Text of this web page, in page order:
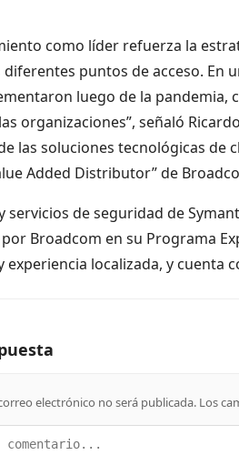
como líder refuerza la
diferentes puntos de acceso. En
luego de la pandemia,
organizaciones”, señaló
las soluciones tecnológicas de
Added Distributor” de
servicios de seguridad de
Broadcom en su Programa
experiencia localizada, y cuenta
electrónico no será publicada. Los